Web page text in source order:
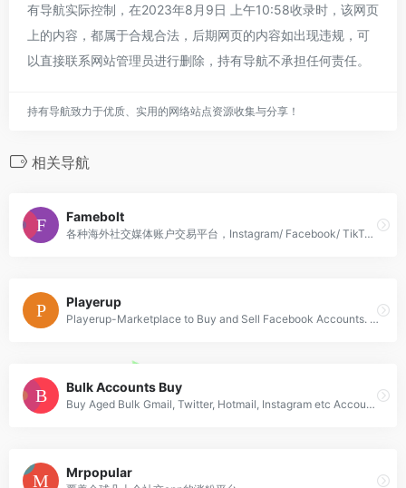
有导航实际控制，在2023年8月9日 上午10:58收录时，该网页
上的内容，都属于合规合法，后期网页的内容如出现违规，可
以直接联系网站管理员进行删除，持有导航不承担任何责任。
持有导航致力于优质、实用的网络站点资源收集与分享！
相关导航
Famebolt
各种海外社交媒体账户交易平台，Instagram/ Facebook/ TikTok /YouTube /Twitter等
Playerup
Playerup-Marketplace to Buy and Sell Facebook Accounts. Facebook Account for Sale.
Bulk Accounts Buy
Buy Aged Bulk Gmail, Twitter, Hotmail, Instagram etc Accounts [Phone Verified]
Mrpopular